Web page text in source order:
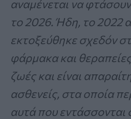
αναμένεται να
το 2026. Ήδη, το 2022
εκτοξεύθηκε σχεδόν
φάρμακα και
ζωές και είναι
ασθενείς, στα οποία
αυτά που εντάσσονται